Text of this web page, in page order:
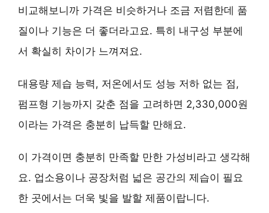
비교해보니까 가격은 비슷하거나 조금 저렴한데 품
질이나 기능은 더 좋더라고요. 특히 내구성 부분에
서 확실히 차이가 느껴져요.
대용량 제습 능력, 저온에서도 성능 저하 없는 점,
펌프형 기능까지 갖춘 점을 고려하면 2,330,000원
이라는 가격은 충분히 납득할 만해요.
이 가격이면 충분히 만족할 만한 가성비라고 생각해
요. 업소용이나 공장처럼 넓은 공간의 제습이 필요
한 곳에서는 더욱 빛을 발할 제품이랍니다.